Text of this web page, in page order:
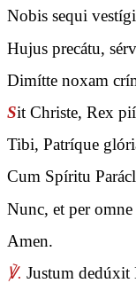
Nobis sequi
Hujus precátu,
Dimítte noxam
Sit Christe, Rex
Tibi, Patríque
Cum Spíritu
Nunc, et per
Amen.
℣. Justum dedúxit